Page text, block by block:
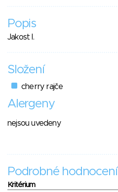
Popis
Jakost I.
Složení
cherry rajče
Alergeny
nejsou uvedeny
Podrobné hodnocení
Kritérium